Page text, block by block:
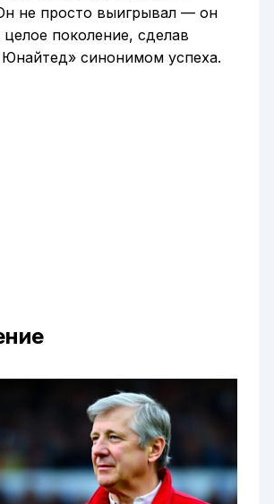
не просто выигрывал — он
поколение, сделав
синонимом успеха.